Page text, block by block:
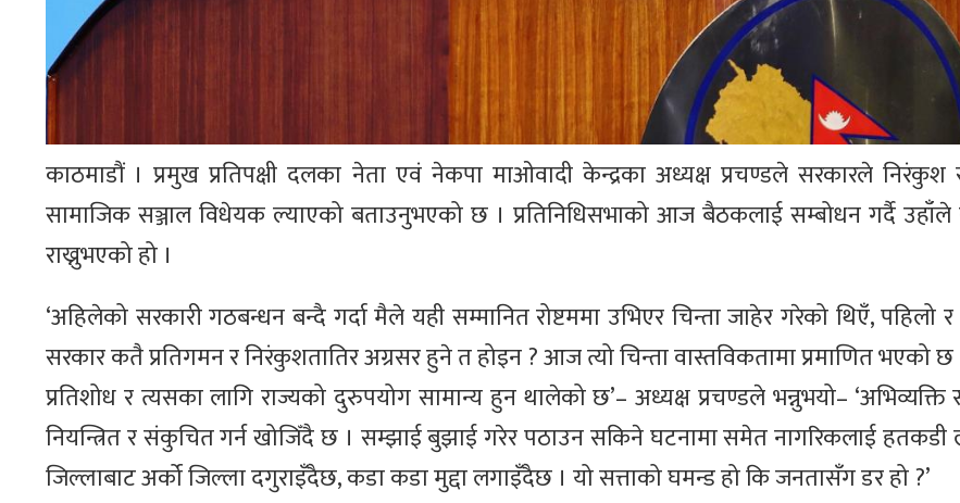
काठमाडौं । प्रमुख प्रतिपक्षी दलका नेता एवं नेकपा माओवादी केन्द्रका अध्यक्ष प्रचण्डले सरकारले
सामाजिक सञ्जाल विधेयक ल्याएको बताउनुभएको छ । प्रतिनिधिसभाको आज बैठकलाई सम्बोधन गर्दै उहाँले
राख्नुभएको हो ।
‘अहिलेको सरकारी गठबन्धन बन्दै गर्दा मैले यही सम्मानित रोष्टममा उभिएर चिन्ता जाहेर गरेको थिएँ, पहिलो
सरकार कतै प्रतिगमन र निरंकुशतातिर अग्रसर हुने त होइन ? आज त्यो चिन्ता वास्तविकतामा प्रमाणित भएको छ
प्रतिशोध र त्यसका लागि राज्यको दुरुपयोग सामान्य हुन थालेको छ’– अध्यक्ष प्रचण्डले भन्नुभयो– ‘अभिव्यक्ति
नियन्त्रित र संकुचित गर्न खोजिँदै छ । सम्झाई बुझाई गरेर पठाउन सकिने घटनामा समेत नागरिकलाई हतकडी
जिल्लाबाट अर्को जिल्ला दगुराइँदैछ, कडा कडा मुद्दा लगाइँदैछ । यो सत्ताको घमन्ड हो कि जनतासँग डर हो ?’